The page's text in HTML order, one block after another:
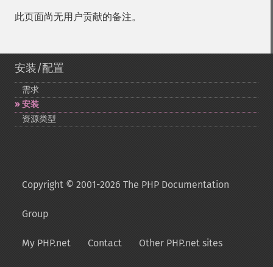
此页面尚无用户贡献的备注。
安装/配置
需求
安装
资源类型
Copyright © 2001-2026 The PHP Documentation
Group
My PHP.net Contact Other PHP.net sites